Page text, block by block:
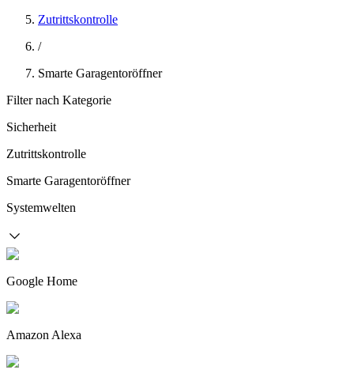
Zutrittskontrolle
/
Smarte Garagentoröffner
Filter nach Kategorie
Sicherheit
Zutrittskontrolle
Smarte Garagentoröffner
Systemwelten
Google Home
Amazon Alexa